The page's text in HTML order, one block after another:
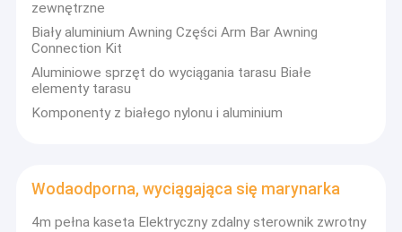
zewnętrzne
Biały aluminium Awning Części Arm Bar Awning
Connection Kit
Aluminiowe sprzęt do wyciągania tarasu Białe
elementy tarasu
Komponenty z białego nylonu i aluminium
Wodaodporna, wyciągająca się marynarka
4m pełna kaseta Elektryczny zdalny sterownik zwrotny